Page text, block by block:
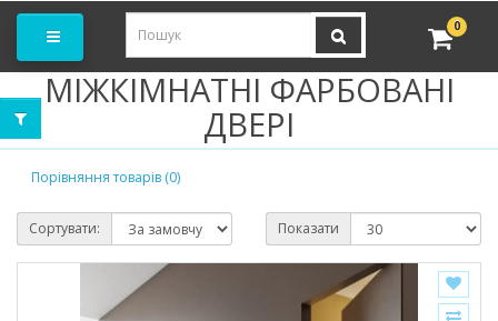
0
МІЖКІМНАТНІ ФАРБОВАНІ
ДВЕРІ
Порівняння товарів (0)
Сортувати: Показати